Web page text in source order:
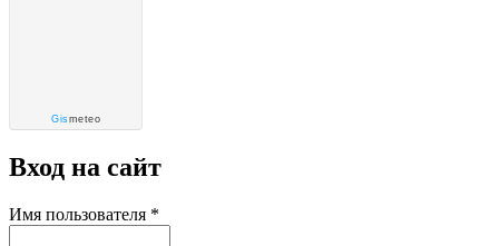
Gismeteo
Вход на сайт
Имя пользователя *